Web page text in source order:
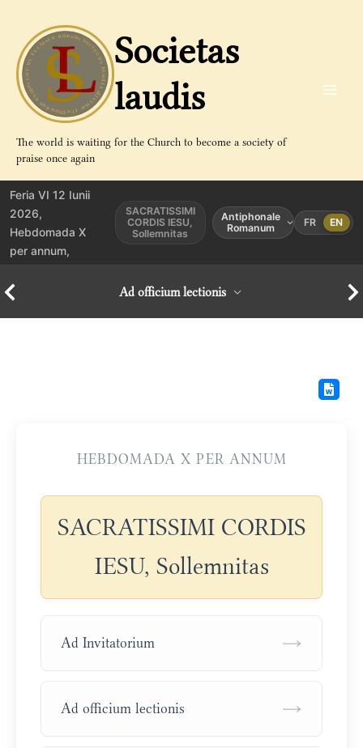
contenu
Societas
laudis
The world is waiting for the Church to become a society of
praise once again
Feria VI 12 Iunii
2026,
Hebdomada X
per annum,
SACRATISSIMI
CORDIS IESU,
Sollemnitas
Antiphonale
Romanum
FR EN
Ad officium lectionis
HEBDOMADA X PER ANNUM
SACRATISSIMI CORDIS
IESU, Sollemnitas
Ad Invitatorium →
Ad officium lectionis →